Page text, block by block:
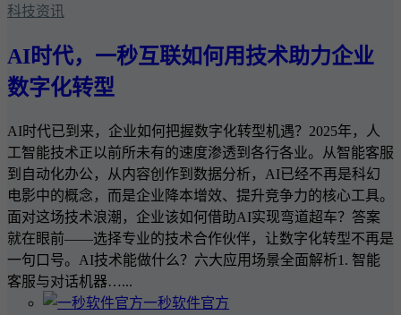
科技资讯
AI时代，一秒互联如何用技术助力企业
数字化转型
AI时代已到来，企业如何把握数字化转型机遇？2025年，人
工智能技术正以前所未有的速度渗透到各行各业。从智能客服
到自动化办公，从内容创作到数据分析，AI已经不再是科幻
电影中的概念，而是企业降本增效、提升竞争力的核心工具。
面对这场技术浪潮，企业该如何借助AI实现弯道超车？答案
就在眼前——选择专业的技术合作伙伴，让数字化转型不再是
一句口号。AI技术能做什么？六大应用场景全面解析1. 智能
客服与对话机器…...
一秒软件官方